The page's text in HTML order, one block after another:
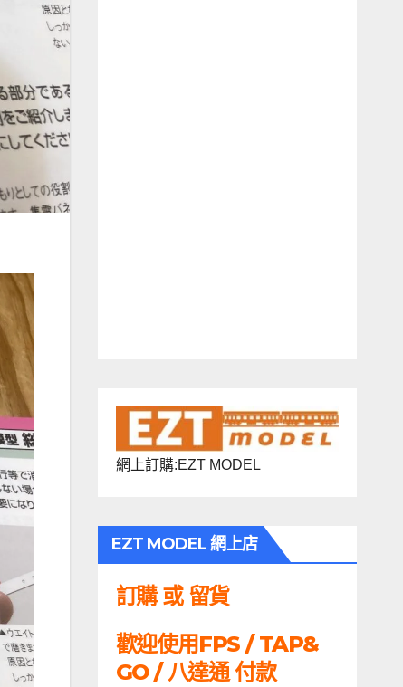
網上訂購:EZT MODEL
EZT MODEL 網上店
訂購 或 留貨
歡迎使用FPS / TAP&
GO / 八達通 付款